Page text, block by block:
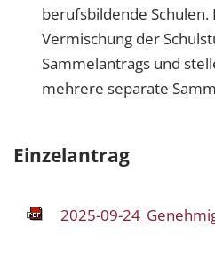
berufsbildende
Vermischung der
Sammelantrags und
mehrere separate
Einzelantrag
2025-09-